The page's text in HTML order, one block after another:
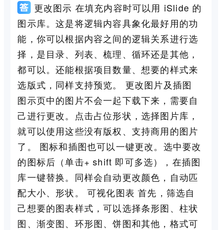
更改图示 在填充内容时可以用 iSlide 的
图示库。这是将逻辑内容具象化最好用的功
能，你可以根据内容之间的逻辑关系进行选
择，是目录、列表、梳理、循环还是其他，
都可以。还能根据项目数量、想要的样式来
选版式，同样支持预览。 更改图片及插图
图示页中的图片不会一起下载下来，需要自
己进行更改。点击占位形状，选择图片库，
就可以使用这些没有版权、支持商用的图片
了。 图标和插图也可以一键更改。选中要改
的图标后（单击+ shift 即可多选），在插图
库一键替换。同样会自动更改颜色，自动匹
配大小、形状。 可视化图表 首先，筛选自
己想要的图表样式，可以选择条形图、柱状
图、渐变图、环形图、饼图和其他，格式可